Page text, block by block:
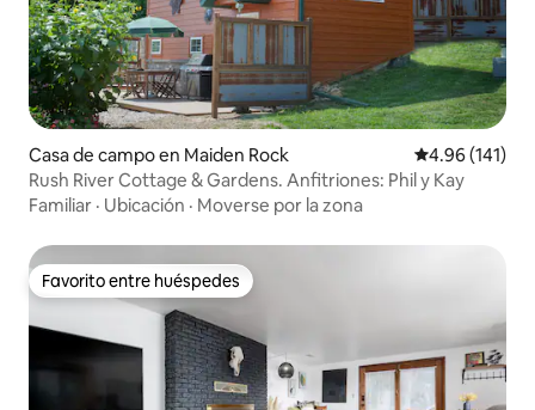
Casa de campo en Maiden Rock Calificación
4.96 (141)
Rush River Cottage & Gardens. Anfitriones: Phil y Kay
Familiar · Ubicación · Moverse por la zona
Favorito entre huéspedes
Favorito entre huéspedes